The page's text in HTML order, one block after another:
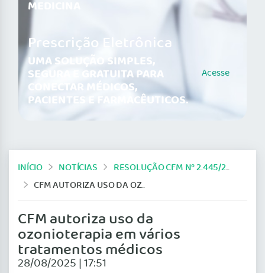
MEDICINA
Prescrição Eletrônica
UMA SOLUÇÃO SIMPLES,
SEGURA E GRATUITA PARA
CONECTAR MÉDICOS,
PACIENTES E FARMACÊUTICOS.
Acesse
INÍCIO NOTÍCIAS
RESOLUÇÃO CFM Nº 2.445/2025
CFM AUTORIZA USO DA OZONIOTERAPIA EM VÁRIOS TRATAMENTOS MÉDICOS
CFM autoriza uso da
ozonioterapia em vários
tratamentos médicos
28/08/2025 | 17:51